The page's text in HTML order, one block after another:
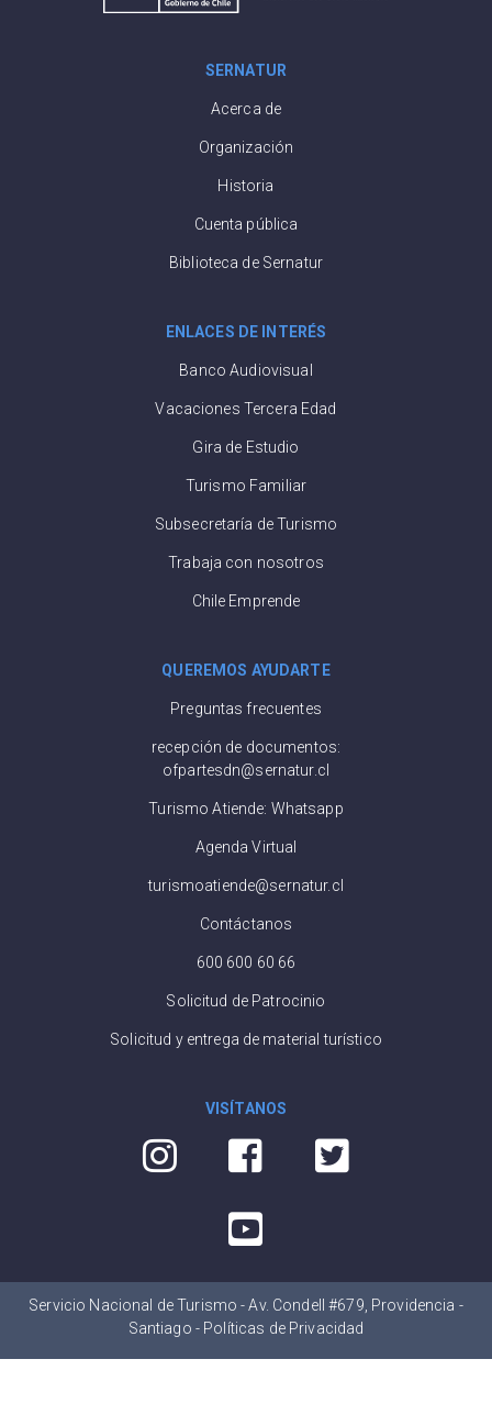
SERNATUR
Acerca de
Organización
Historia
Cuenta pública
Biblioteca de Sernatur
ENLACES DE INTERÉS
Banco Audiovisual
Vacaciones Tercera Edad
Gira de Estudio
Turismo Familiar
Subsecretaría de Turismo
Trabaja con nosotros
Chile Emprende
QUEREMOS AYUDARTE
Preguntas frecuentes
recepción de documentos:
ofpartesdn@sernatur.cl
Turismo Atiende: Whatsapp
Agenda Virtual
turismoatiende@sernatur.cl
Contáctanos
600 600 60 66
Solicitud de Patrocinio
Solicitud y entrega de material turístico
VISÍTANOS
Servicio Nacional de Turismo - Av. Condell #679, Providencia -
Santiago - Políticas de Privacidad